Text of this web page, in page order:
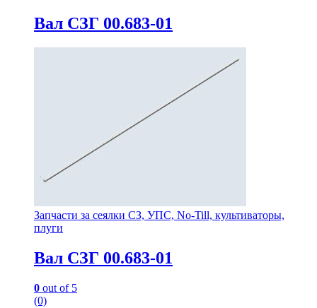
Вал СЗГ 00.683-01
Запчасти за сеялки СЗ, УПС, No-Till, культиваторы,
плуги
Вал СЗГ 00.683-01
0 out of 5
(0)